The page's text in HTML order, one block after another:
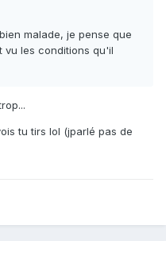
malade, je pense que
vu les conditions qu'il
tu tirs lol (jparlé pas de